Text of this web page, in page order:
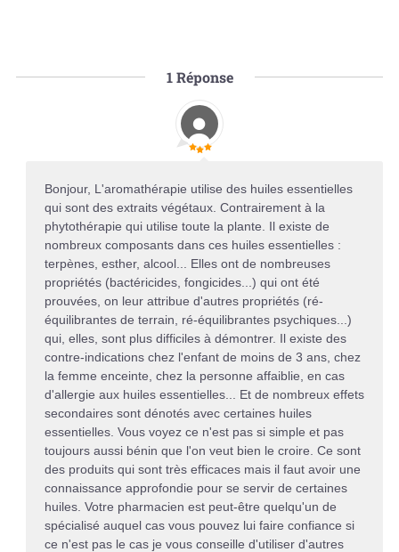
1Réponse
Bonjour, L'aromathérapie utilise des huiles essentielles
qui sont des extraits végétaux. Contrairement à la
phytothérapie qui utilise toute la plante. Il existe de
nombreux composants dans ces huiles essentielles :
terpènes, esther, alcool... Elles ont de nombreuses
propriétés (bactéricides, fongicides...) qui ont été
prouvées, on leur attribue d'autres propriétés (ré-
équilibrantes de terrain, ré-équilibrantes psychiques...)
qui, elles, sont plus difficiles à démontrer. Il existe des
contre-indications chez l'enfant de moins de 3 ans, chez
la femme enceinte, chez la personne affaiblie, en cas
d'allergie aux huiles essentielles... Et de nombreux effets
secondaires sont dénotés avec certaines huiles
essentielles. Vous voyez ce n'est pas si simple et pas
toujours aussi bénin que l'on veut bien le croire. Ce sont
des produits qui sont très efficaces mais il faut avoir une
connaissance approfondie pour se servir de certaines
huiles. Votre pharmacien est peut-être quelqu'un de
spécialisé auquel cas vous pouvez lui faire confiance si
ce n'est pas le cas je vous conseille d'utiliser d'autres